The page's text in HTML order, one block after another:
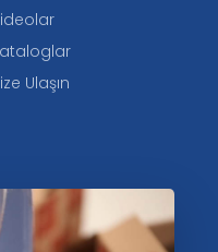
Ulaşın